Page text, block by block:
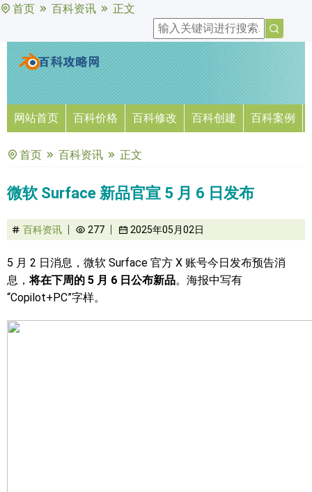
首页 百科资讯 正文
网站首页 百科价格 百科修改 百科创建 百科案例
首页 百科资讯 正文
微软 Surface 新品官宣 5 月 6 日发布
百科资讯 277 2025年05月02日
5 月 2 日消息，微软 Surface 官方 X 账号今日发布预告消
息，将在下周的 5 月 6 日公布新品。海报中写有
“Copilot+PC”字样。